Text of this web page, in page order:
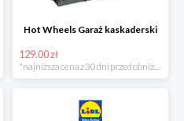
Hot Wheels Garaż kaskaderski
129.00 zł